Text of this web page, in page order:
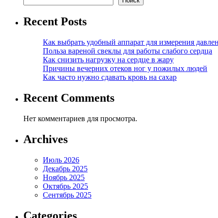
Recent Posts
Как выбрать удобный аппарат для измерения
Польза вареной свеклы для работы слабого сердца
Как снизить нагрузку на сердце в жару
Причины вечерних отеков ног у пожилых людей
Как часто нужно сдавать кровь на сахар
Recent Comments
Нет комментариев для просмотра.
Archives
Июль 2026
Декабрь 2025
Ноябрь 2025
Октябрь 2025
Сентябрь 2025
Categories